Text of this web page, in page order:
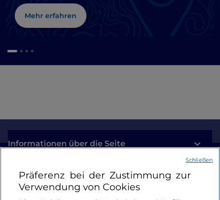
Mehr erfahren
Informationen über die Seite
Nützliche Links
Präferenz bei der Zustimmung zur
Verwendung von Cookies
Schließen